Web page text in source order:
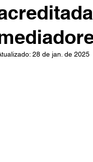
28 de jan. de 2025